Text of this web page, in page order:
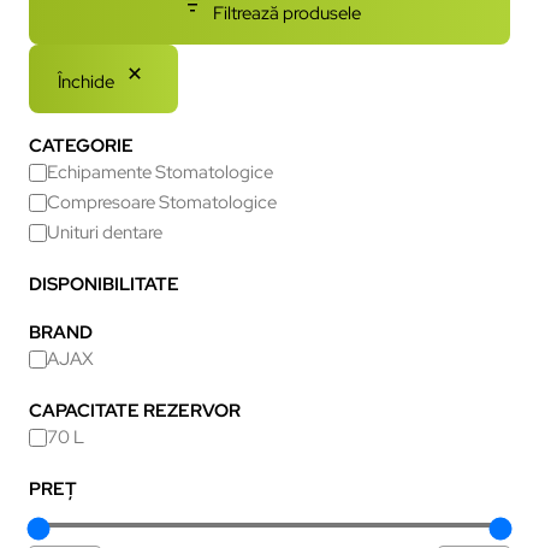
Filtrează produsele
Închide
CATEGORIE
Echipamente Stomatologice
Compresoare Stomatologice
Unituri dentare
DISPONIBILITATE
BRAND
AJAX
CAPACITATE REZERVOR
70 L
PREȚ